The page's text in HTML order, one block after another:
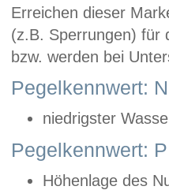
Erreichen dieser
(z.B. Sperrungen) für
bzw. werden bei
Pegelkennwert:
niedrigster
Pegelkennwert:
Höhenlage des